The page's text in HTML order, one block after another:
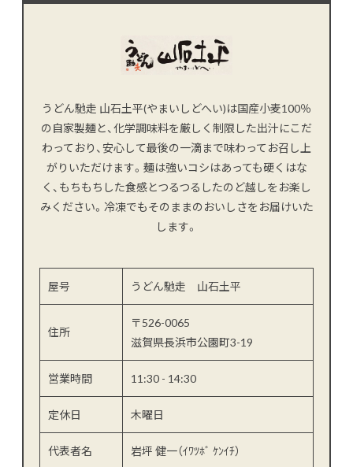
うどん馳走 山石土平(やまいしどへい)は国産小麦100％
の自家製麺と、化学調味料を厳しく制限した出汁にこだ
わっており、安心して最後の一滴まで味わってお召し上
がりいただけます。麺は強いコシはあっても硬くはな
く、もちもちした食感とつるつるしたのど越しをお楽し
みください。冷凍でもそのままのおいしさをお届けいた
します。
屋号 うどん馳走 山石土平
住所
〒526-0065
滋賀県長浜市公園町3-19
営業時間 11:30 - 14:30
定休日 木曜日
代表者名 岩坪 健一（ｲﾜﾂﾎﾞ ｹﾝｲﾁ）